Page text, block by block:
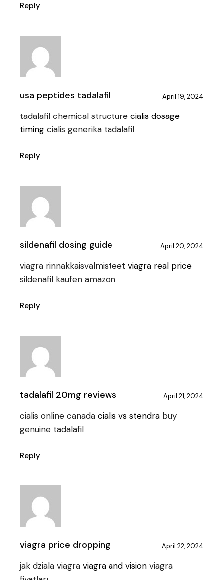
Reply
usa peptides tadalafil April 19, 2024
tadalafil chemical structure cialis dosage
timing cialis generika tadalafil
Reply
sildenafil dosing guide April 20, 2024
viagra rinnakkaisvalmisteet viagra real price
sildenafil kaufen amazon
Reply
tadalafil 20mg reviews April 21, 2024
cialis online canada cialis vs stendra buy
genuine tadalafil
Reply
viagra price dropping April 22, 2024
jak dziala viagra viagra and vision viagra